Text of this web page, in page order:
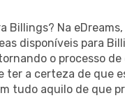
Billings? Na
disponíveis para
o processo
ter a certeza de que
tudo aquilo de que